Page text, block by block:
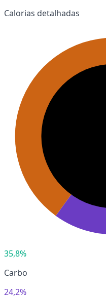
Calorias detalhadas
35,8%
Carbo
24,2%